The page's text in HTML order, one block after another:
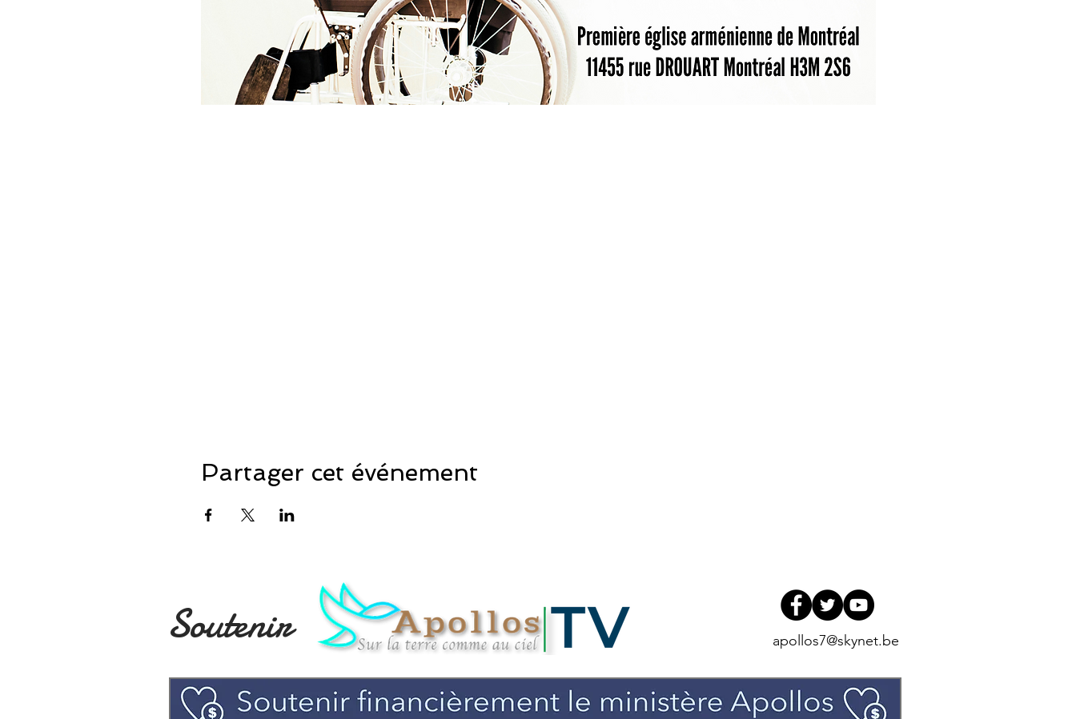
Partager cet événement
Soutenir apollos7@skynet.be